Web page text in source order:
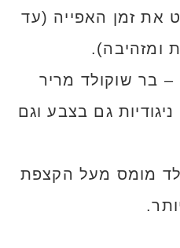
את זמן האפייה (עד
ומזהיבה).
– בר שוקולד מריר
ניגודיות גם בצבע וגם
מומס מעל הקצפת